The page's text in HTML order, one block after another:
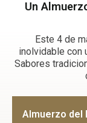
Un
Este 4 de
inolvidable con
Sabores
Almuerzo del